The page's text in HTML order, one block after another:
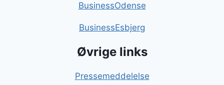
BusinessOdense
BusinessEsbjerg
Øvrige links
Pressemeddelelse